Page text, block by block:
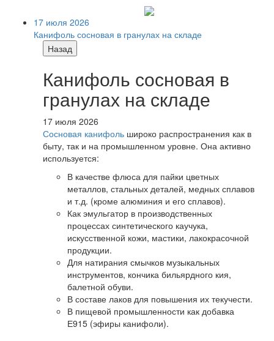
17 июля 2026
Канифоль сосновая в гранулах на складе
Назад
Канифоль сосновая в
гранулах на складе
17 июля 2026
Сосновая канифоль широко распространения как в
быту, так и на промышленном уровне. Она активно
используется:
В качестве флюса для пайки цветных
металлов, стальных деталей, медных сплавов
и т.д. (кроме алюминия и его сплавов).
Как эмульгатор в производственных
процессах синтетического каучука,
искусственной кожи, мастики, лакокрасочной
продукции.
Для натирания смычков музыкальных
инструментов, кончика бильярдного кия,
балетной обуви.
В составе лаков для повышения их текучести.
В пищевой промышленности как добавка
Е915 (эфиры канифоли).